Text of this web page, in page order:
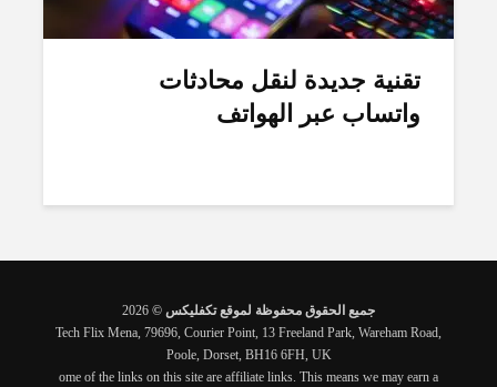
تقنية جديدة لنقل محادثات
واتساب عبر الهواتف
جميع الحقوق محفوظة لموقع تكفليكس ©
Tech Flix Mena, 79696, Courier Point, 13 Freeland Park, Wareham Road,
Poole, Dorset, BH16 6FH, UK
ome of the links on this site are affiliate links. This means we may earn a